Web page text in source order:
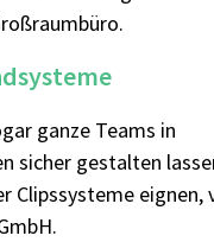
ganze Teams in
sicher gestalten
Clipssysteme eignen,